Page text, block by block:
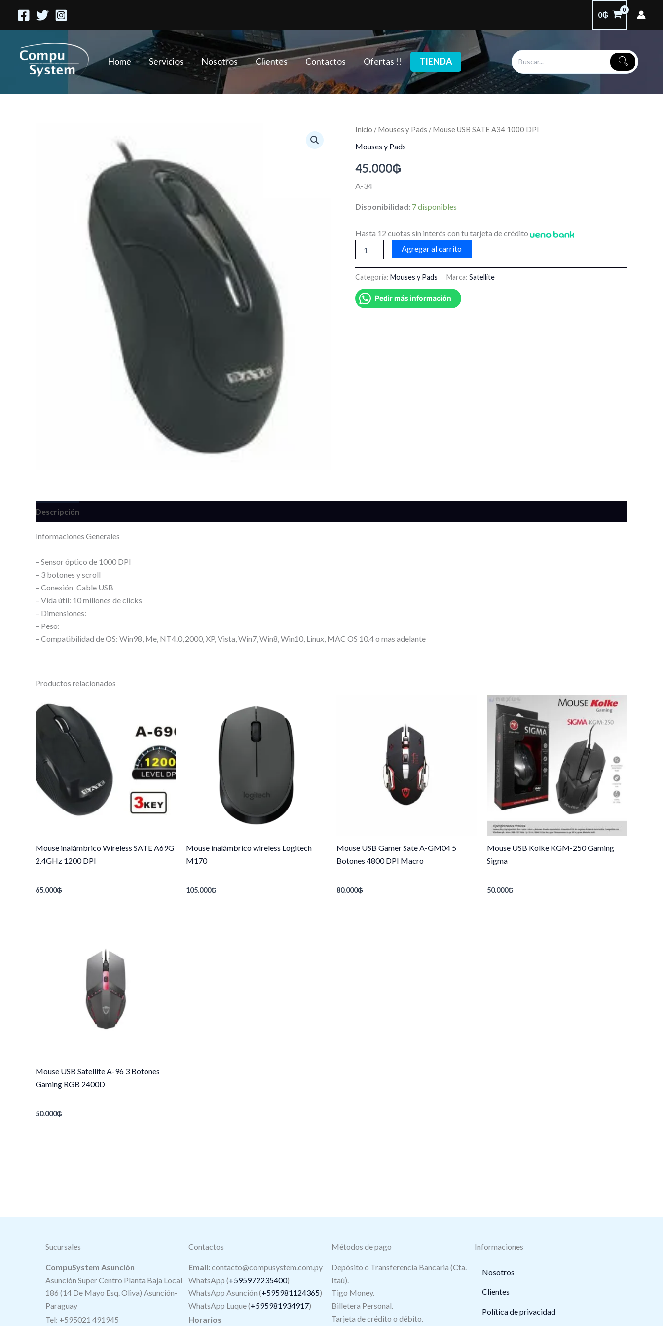
contenido
0₲
Home Servicios Nosotros Clientes Contactos Ofertas !! TIENDA
Inicio /Mouses y Pads / Mouse USB SATE A34 1000 DPI
Mouses y Pads
45.000₲
A-34
Disponibilidad: 7 disponibles
Hasta 12 cuotas sin interés con tu tarjeta de crédito
Mouse
SATE
1000
cantidad
Agregar al carrito
Categoría: Mouses y Pads Marca: Satellite
Pedir más información
Descripción
Informaciones Generales
– Sensor óptico de 1000 DPI
– 3 botones y scroll
– Conexión: Cable USB
– Vida útil: 10 millones de clicks
– Dimensiones:
– Peso:
– Compatibilidad de OS: Win98, Me, NT4.0, 2000, XP, Vista, Win7, Win8, Win10, Linux, MAC OS 10.4 o mas adelante
Productos relacionados
Mouse inalámbrico Wireless SATE A69G
2.4GHz 1200 DPI
65.000₲
Mouse inalámbrico wireless Logitech
M170
105.000₲
Mouse USB Gamer Sate A-GM04 5
Botones 4800 DPI Macro
80.000₲
Mouse USB Kolke KGM-250 Gaming
Sigma
50.000₲
Mouse USB Satellite A-96 3 Botones
Gaming RGB 2400D
50.000₲
Sucursales Contactos Métodos de pago Informaciones
CompuSystem Asunción
Asunción Super Centro Planta Baja Local
186 (14 De Mayo Esq. Oliva) Asunción-
Paraguay
Tel: +595021 491945
Email: contacto@compusystem.com.py
WhatsApp (+595972235400)
WhatsApp Asunción (+595981124365)
WhatsApp Luque (+595981934917)
Horarios
Depósito o Transferencia Bancaria (Cta.
Itaú).
Tigo Money.
Billetera Personal.
Tarjeta de crédito o débito.
Nosotros
Clientes
Política de privacidad